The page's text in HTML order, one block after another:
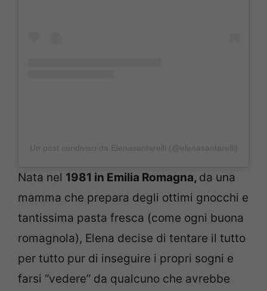
Nata nel 1981 in Emilia Romagna, da una
mamma che prepara degli ottimi gnocchi e
tantissima pasta fresca (come ogni buona
romagnola), Elena decise di tentare il tutto
per tutto pur di inseguire i propri sogni e
farsi “vedere” da qualcuno che avrebbe